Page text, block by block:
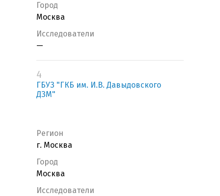
Город
Москва
Исследователи
—
4
ГБУЗ "ГКБ им. И.В. Давыдовского
ДЗМ"
Регион
г. Москва
Город
Москва
Исследователи